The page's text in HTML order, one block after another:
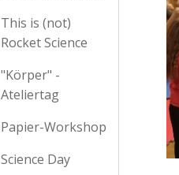
This is (not)
Rocket Science
"Körper" -
Ateliertag
Papier-Workshop
Science Day